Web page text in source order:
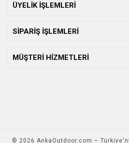
ÜYELİK İŞLEMLERİ
SİPARİŞ İŞLEMLERİ
MÜŞTERİ HİZMETLERİ
© 2026 AnkaOutdoor.com –